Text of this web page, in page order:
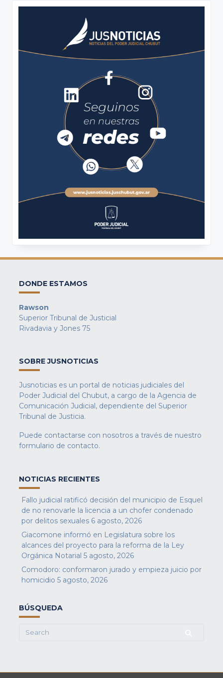
DONDE ESTAMOS
Rawson
Superior Tribunal de Justicial
Rivadavia y Jones 75
SOBRE JUSNOTICIAS
Jusnoticias es un portal de noticias judiciales del
Poder Judicial del Chubut, a cargo de la Agencia de
Comunicación Judicial, dependiente del Superior
Tribunal de Justicia.
Puede contactarse con nosotros a través de nuestro
formulario de contacto.
NOTICIAS RECIENTES
Fallo judicial ratificó decisión del municipio de Esquel
de no renovarle la licencia a un chofer condenado
por delitos sexuales 6 agosto, 2026
Giacomone informó en Legislatura sobre los
alcances del proyecto para la reforma de la Ley
Orgánica Notarial 5 agosto, 2026
Comodoro: conformaron jurado y empieza juicio por
homicidio 5 agosto, 2026
BÚSQUEDA
Search